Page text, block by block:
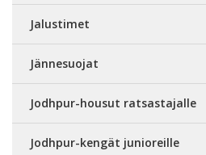
Jalustimet
Jännesuojat
Jodhpur-housut ratsastajalle
Jodhpur-kengät junioreille